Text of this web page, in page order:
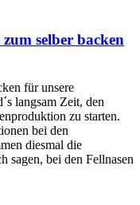
zum selber backen
für unsere
langsam Zeit, den
zu starten.
bei den
diesmal die
sagen, bei den Fellnasen